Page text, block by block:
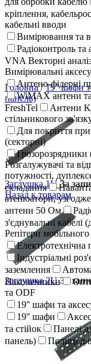
кріплення,
кабельні вводи
Вимірювання та
Радіоконтроль та
VNA Векторні
Вимірювальні
Антено-фідерні
WiMAX антени
FreshTel
Антени
стільникового
Для покриття
(секторні)
Грозорозрядники
Розгалужувачі та
потужності,
складання
атенюатори,
антени 50 Ом
з'єднувальні кабелі
Репітери мобільного
Електротехнічна
Індустріальні
заземлення
Наконечники
та ODF
19'' шафи та
19'' шафи
та стійок
Панелі
панель)
Полиці
Головна/ 19'' шафи
панель)
Заглушка 1UЗа
Назад к товарам
Заглушка 2UЗа